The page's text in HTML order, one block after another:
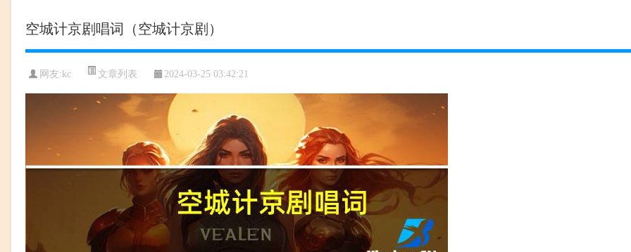
空城计京剧唱词（空城计京剧）
网友: kc 文章列表 2024-03-25 03:42:21